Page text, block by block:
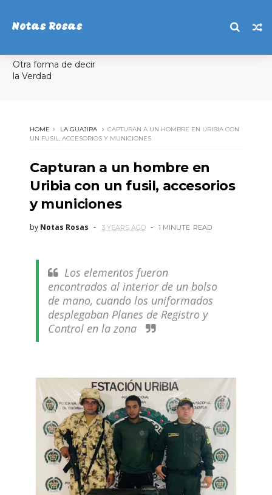
Notas Rosas
Otra forma de decir
la Verdad
HOME LA GUAJIRA
CAPTURAN A UN HOMBRE EN URIBIA CON
UN FUSIL, ACCESORIOS Y MUNICIONES
Capturan a un hombre en
Uribia con un fusil, accesorios
y municiones
by Notas Rosas 3 YEARS AGO 1 MINUTE READ
Los elementos fueron
encontrados al interior de un bolso
de mano, cuando los uniformados
desplegaban Planes de Registro y
Control en la zona